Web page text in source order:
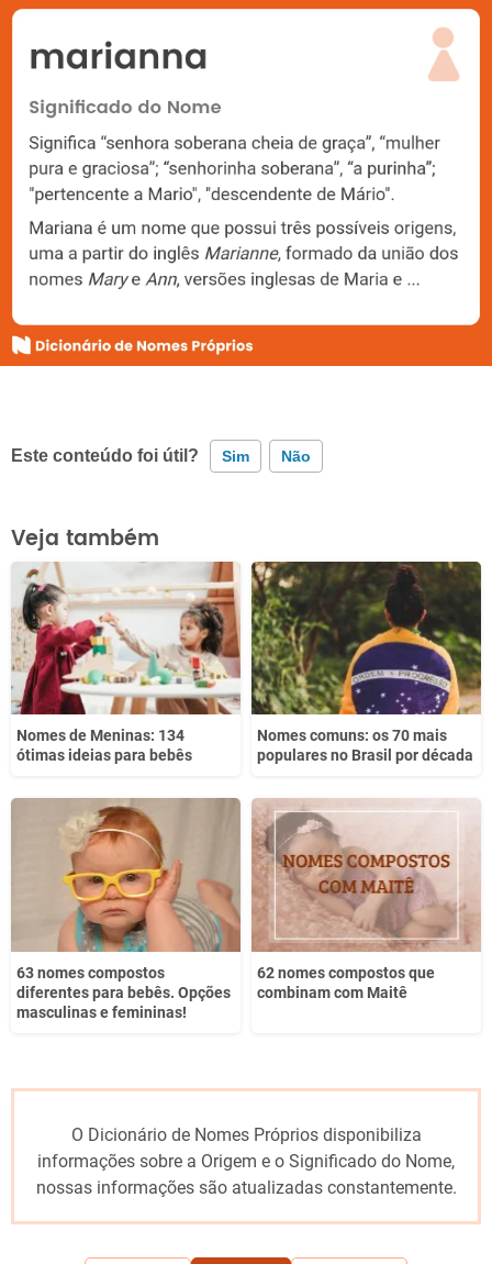
Este conteúdo foi útil? Sim Não
Este conteúdo contém informação incorreta
Este conteúdo não tem a informação que procuro
Outro
Veja também
Nomes de Meninas: 134
ótimas ideias para bebês
Nomes comuns: os 70 mais
populares no Brasil por década
63 nomes compostos
diferentes para bebês. Opções
masculinas e femininas!
62 nomes compostos que
combinam com Maitê
O Dicionário de Nomes Próprios disponibiliza
informações sobre a Origem e o Significado do Nome,
nossas informações são atualizadas constantemente.